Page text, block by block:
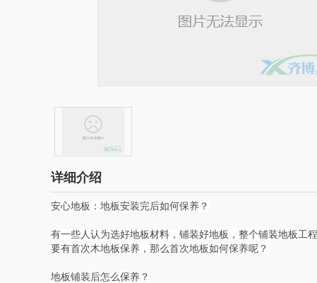
详细介绍
安心地板：地板安装完后如何保养？
有一些人认为选好地板材料，铺装好地板，整个铺装地板工
要有首次木地板保养，那么首次地板如何保养呢？
地板铺装后怎么保养？